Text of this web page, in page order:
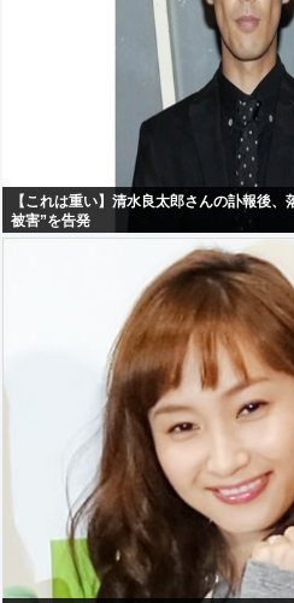
【これは重い】清水良太郎さんの訃報後
被害”を告発